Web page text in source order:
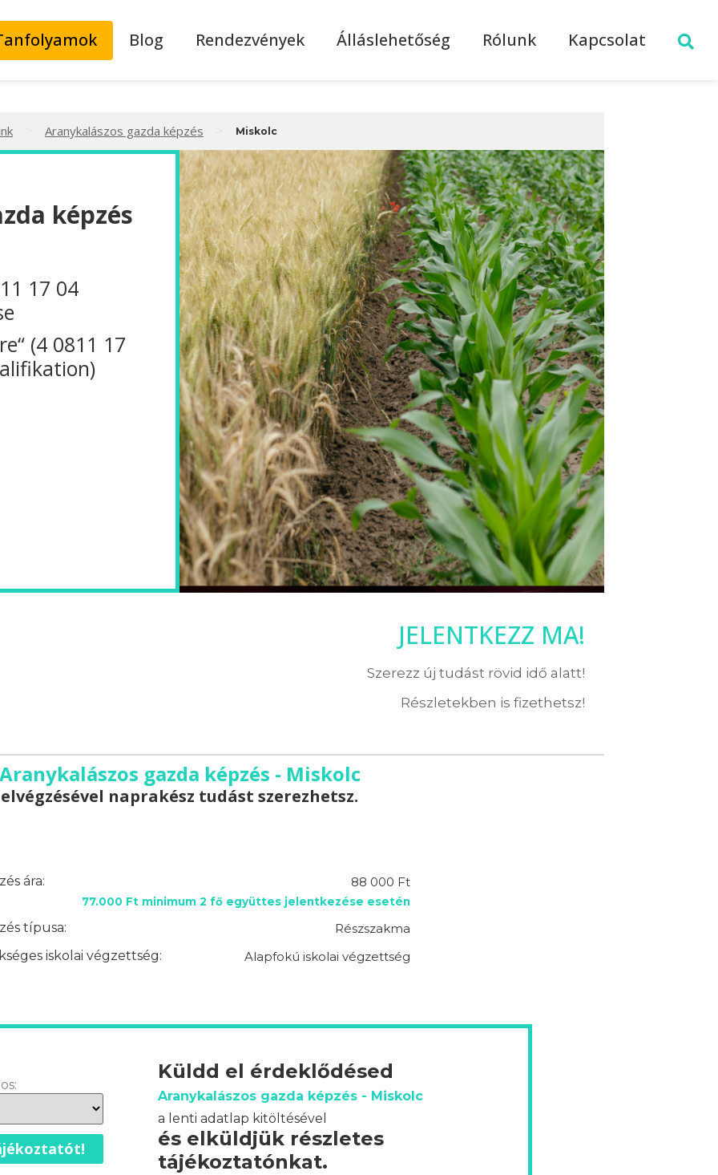
Blog Rendezvények Álláslehetőség Rólunk Kapcsolat
Aranykalászos gazda képzés Miskolc
képzés
17 04
(4 0811 17
JELENTKEZZ MA!
Szerezz új tudást rövid idő alatt!
Részletekben is fizethetsz!
Aranykalászos gazda képzés - Miskolc
elvégzésével naprakész tudást szerezhetsz.
ára: 88 000 Ft
77.000 Ft minimum 2 fő együttes jelentkezése esetén
típusa:
Részszakma
iskolai végzettség:
Alapfokú iskolai végzettség
Küldd el érdeklődésed
Aranykalászos gazda képzés - Miskolc
a lenti adatlap kitöltésével
és elküldjük részletes
tájékoztatónkat.